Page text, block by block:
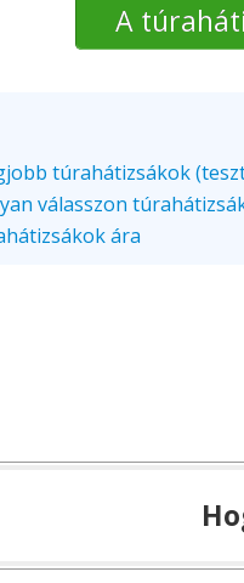
A
túrahátizsákok
válasszon
ára